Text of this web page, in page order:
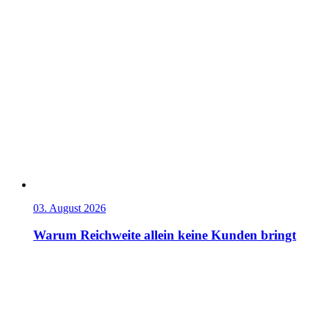
03. August 2026
Warum Reichweite allein keine Kunden bringt